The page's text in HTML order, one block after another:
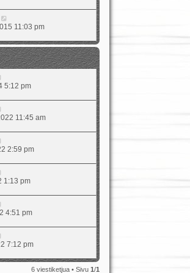
11:03 pm
5:12 pm
11:45 am
2:59 pm
1:13 pm
4:51 pm
7:12 pm
6 viestiketjua • Sivu1/1